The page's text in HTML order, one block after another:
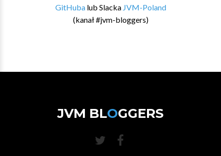
GitHubalub Slacka JVM-Poland
(kanał #jvm-bloggers)
JVM BLOGGERS